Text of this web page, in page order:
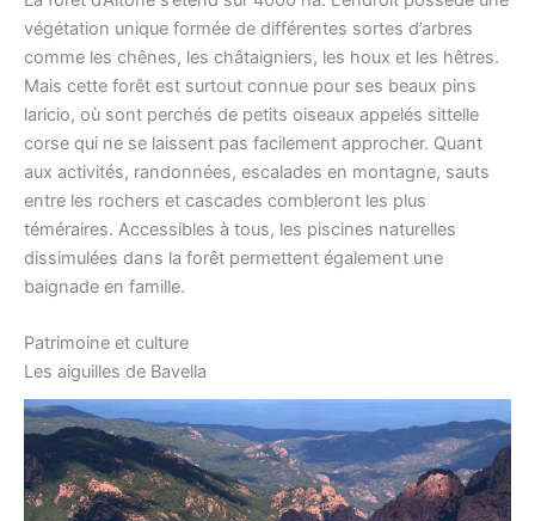
végétation unique formée de différentes sortes d’arbres
comme les chênes, les châtaigniers, les houx et les hêtres.
Mais cette forêt est surtout connue pour ses beaux pins
laricio, où sont perchés de petits oiseaux appelés sittelle
corse qui ne se laissent pas facilement approcher. Quant
aux activités, randonnées, escalades en montagne, sauts
entre les rochers et cascades combleront les plus
téméraires. Accessibles à tous, les piscines naturelles
dissimulées dans la forêt permettent également une
baignade en famille.
Patrimoine et culture
Les aiguilles de Bavella